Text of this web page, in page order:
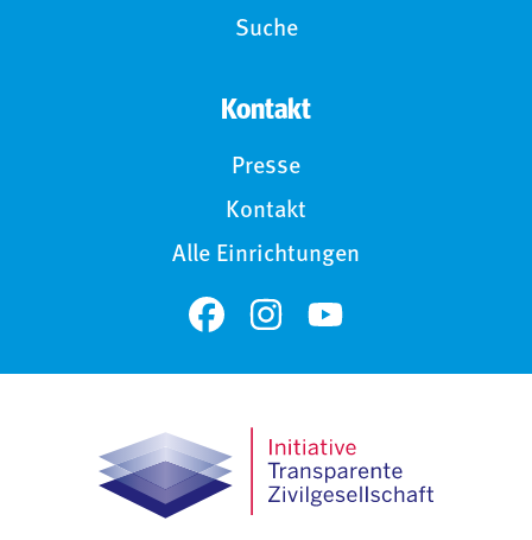
Suche
Kontakt
Presse
Kontakt
Alle Einrichtungen